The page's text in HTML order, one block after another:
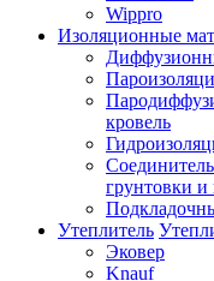
Wippro
Изоляционные
кровель
грунтовки и
Утеплитель
Эковер
Knauf